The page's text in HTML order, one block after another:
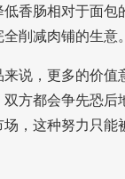
香肠相对于面包
削减肉铺的生意
说，更多的价值
方都会争先恐后
，这种努力只能